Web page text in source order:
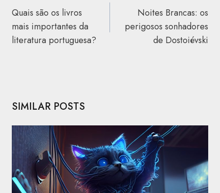
DE
ARTIGOS
Quais são os livros
mais importantes da
literatura portuguesa?
Noites Brancas: os
perigosos sonhadores
de Dostoiévski
SIMILAR POSTS